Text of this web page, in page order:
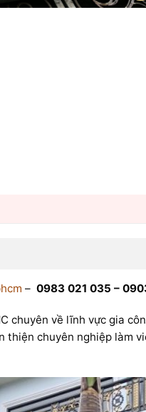
– 0983 021 035 –
chuyên về lĩnh vực gia
thiện chuyên nghiệp làm